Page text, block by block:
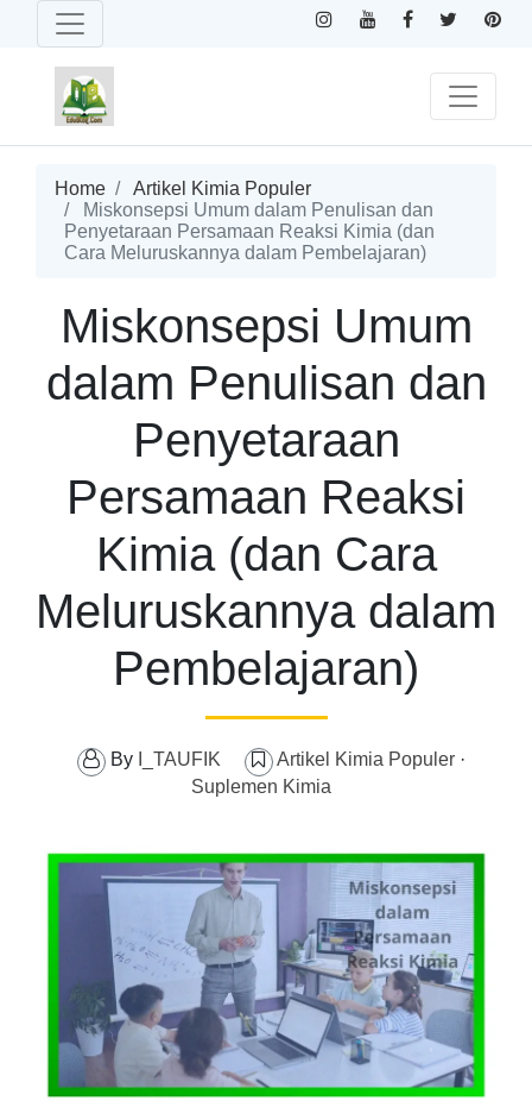
Home
Artikel Kimia Populer
Miskonsepsi Umum dalam Penulisan dan
Penyetaraan Persamaan Reaksi Kimia (dan
Cara Meluruskannya dalam Pembelajaran)
Miskonsepsi Umum
dalam Penulisan dan
Penyetaraan
Persamaan Reaksi
Kimia (dan Cara
Meluruskannya dalam
Pembelajaran)
By I_TAUFIK Artikel Kimia Populer ·
Suplemen Kimia